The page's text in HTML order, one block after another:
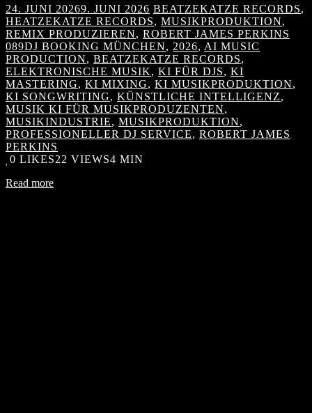
24. JUNI 20269. JUNI 2026 BEATZEKATZE RECORDS,
HEATZEKATZE RECORDS, MUSIKPRODUKTION,
REMIX PRODUZIEREN, ROBERT JAMES PERKINS
089DJ BOOKING MÜNCHEN, 2026, AI MUSIC
PRODUCTION, BEATZEKATZE RECORDS,
ELEKTRONISCHE MUSIK, KI FÜR DJS, KI
MASTERING, KI MIXING, KI MUSIKPRODUKTION,
KI SONGWRITING, KÜNSTLICHE INTELLIGENZ,
MUSIK KI FÜR MUSIKPRODUZENTEN,
MUSIKINDUSTRIE, MUSIKPRODUKTION,
PROFESSIONELLER DJ SERVICE, ROBERT JAMES
PERKINS
0 LIKES22 VIEWS4 MIN
Read more